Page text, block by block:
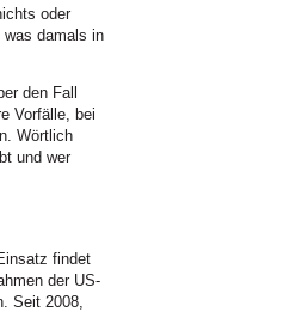
oder
was damals in
den Fall
Vorfälle, bei
Wörtlich
und wer
findet
der US-
Seit 2008,